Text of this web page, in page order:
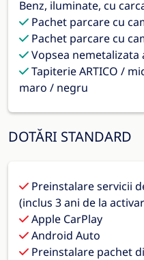
Benz, iluminate, cu
Pachet parcare cu
Pachet parcare cu
Vopsea nemetalizata
Tapiterie ARTICO /
maro / negru
DOTĂRI STANDARD
Preinstalare servicii
(inclus 3 ani de la
Apple CarPlay
Android Auto
Preinstalare pachet